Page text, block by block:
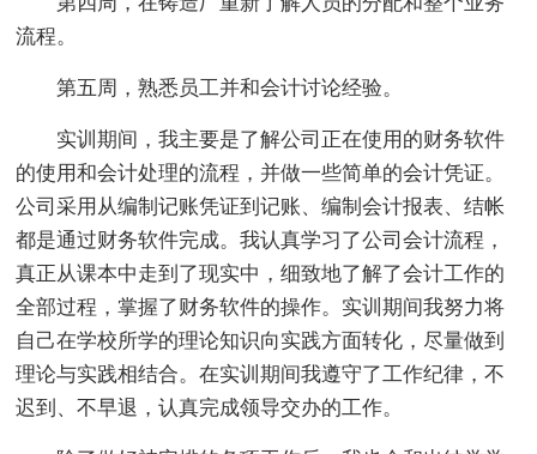
流程。
第五周，熟悉员工并和会计讨论经验。
实训期间，我主要是了解公司正在使用的财务软件
的使用和会计处理的流程，并做一些简单的会计凭证。
公司采用从编制记账凭证到记账、编制会计报表、结帐
都是通过财务软件完成。我认真学习了公司会计流程，
真正从课本中走到了现实中，细致地了解了会计工作的
全部过程，掌握了财务软件的操作。实训期间我努力将
自己在学校所学的理论知识向实践方面转化，尽量做到
理论与实践相结合。在实训期间我遵守了工作纪律，不
迟到、不早退，认真完成领导交办的工作。